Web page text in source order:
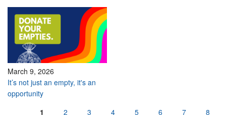
March 9, 2026
It’s not just an empty, it's an
opportunity
1 2 3 4 5 6 7
8